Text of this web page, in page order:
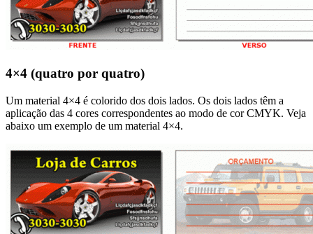
4×4 (quatro por quatro)
Um material 4×4 é colorido dos dois lados. Os dois lados têm a
aplicação das 4 cores correspondentes ao modo de cor CMYK. Veja
abaixo um exemplo de um material 4×4.